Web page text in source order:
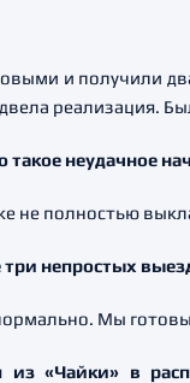
и получили
реализация.
такое неудачное
не полностью
непростых
Мы готовы
«Чайки» в